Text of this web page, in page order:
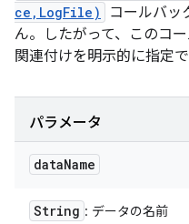
ce,LogFile)
コールバッ
ん。したがって、このコ
関連付けを明示的に指定で
パラメータ
dataName
String : データの名前